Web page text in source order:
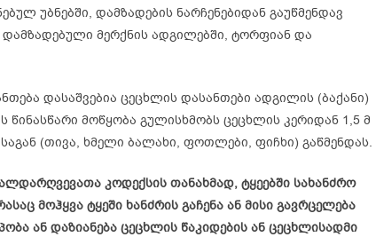
უბნებში, დამზადების ნარჩენებიდან გაუწმენდავ
მერქნის ადგილებში, ტორფიან და
დასაშვებია ცეცხლის დასანთები ადგილის (ბაქანი)
წინასწარი მოწყობა გულისხმობს ცეცხლის კერიდან 1,5 მ
(თივა, ხმელი ბალახი, ფოთლები, ფიჩხი) გაწმენდას.
კოდექსის თანახმად, ტყეებში სახანძრო
მოჰყვა ტყეში ხანძრის გაჩენა ან მისი გავრცელება
ან დაზიანება ცეცხლის წაკიდების ან ცეცხლისადმი